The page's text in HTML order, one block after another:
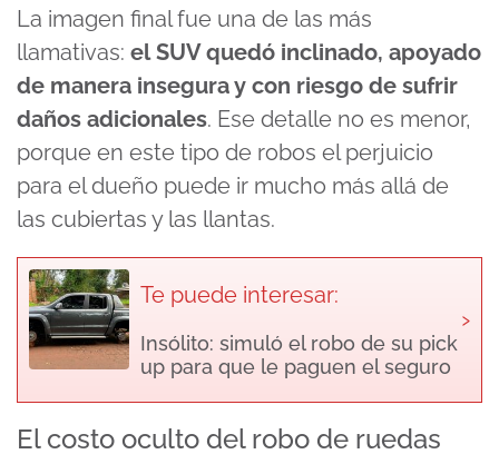
La imagen final fue una de las más
llamativas: el SUV quedó inclinado, apoyado
de manera insegura y con riesgo de sufrir
daños adicionales. Ese detalle no es menor,
porque en este tipo de robos el perjuicio
para el dueño puede ir mucho más allá de
las cubiertas y las llantas.
Te puede interesar:
Insólito: simuló el robo de su pick
up para que le paguen el seguro
›
El costo oculto del robo de ruedas